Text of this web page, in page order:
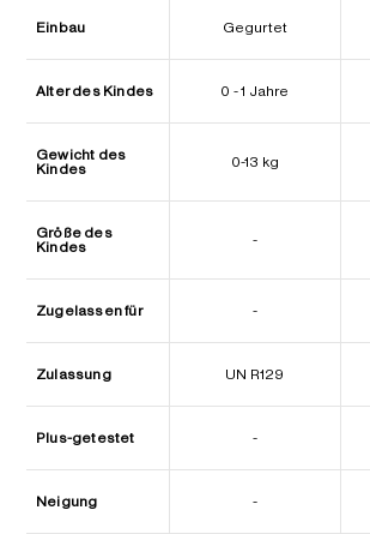
Einbau Gegurtet
Alter des Kindes 0 - 1 Jahre
Gewicht des
Kindes
0-13 kg
Größe des
Kindes
-
Zugelassen für -
Zulassung UN R129
Plus-getestet -
Neigung -